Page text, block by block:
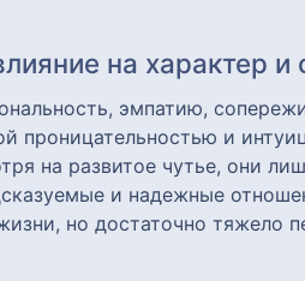
на характер и
эмпатию,
проницательностью и
на развитое чутье, они
и надежные
но достаточно тяжело